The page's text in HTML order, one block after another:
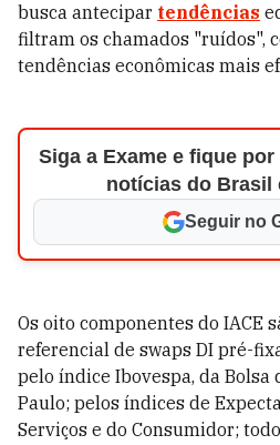
busca antecipar tendências
filtram os chamados "ruídos",
tendências econômicas mais
Siga a Exame e fique
notícias do Brasil
Seguir no
Os oito componentes do IACE
referencial de swaps DI pré-
pelo índice Ibovespa, da Bolsa
Paulo; pelos índices de
Serviços e do Consumidor;